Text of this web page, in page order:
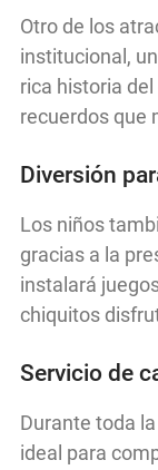
Otro de los
institucional,
rica historia
recuerdos que
Diversión
Los niños
gracias a la
instalará
chiquitos
Servicio de
Durante toda
ideal para